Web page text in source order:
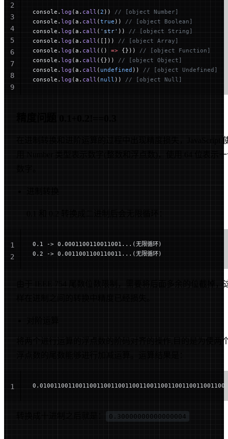
console. log (a. call (2 )) // [object Number]
console. log (a. call (true )) // [object Boolean]
console. log (a. call ( 'str' )) // [object String]
console. log (a. call ([])) // [object Array]
console. log (a. call (() => {})) // [object Function]
console. log (a. call ({})) // [object Object]
console. log (a. call ( undefined )) // [object Undefined]
console. log (a. call ( null )) // [object Null]
2
3
4
5
6
7
8
9
在进制转换和进阶运算的过程中出现精度损失，JavaScript
用 Number 类型表示数字(整数和浮点数)，使用 64 位表示
进制转换
0.1 和 0.2 转换成二进制后会无限循环：
0.1 -> 0.0001100110011001...(无限循环)
0.2 -> 0.0011001100110011...(无限循环)
1
2
由于 IEEE 754 尾数位数限制，需要将后面多余的位截掉，
样在进制之间的转换中精度已经损失。
对阶运算
将两个进行运算的浮点数的阶码对齐的操作,目的是为使两
浮点数的尾数能够进行加减运算。运算结果是：
0.0100110011001100110011001100110011001100110011001100
1
转换成十进制之后就是： 0.30000000000000004